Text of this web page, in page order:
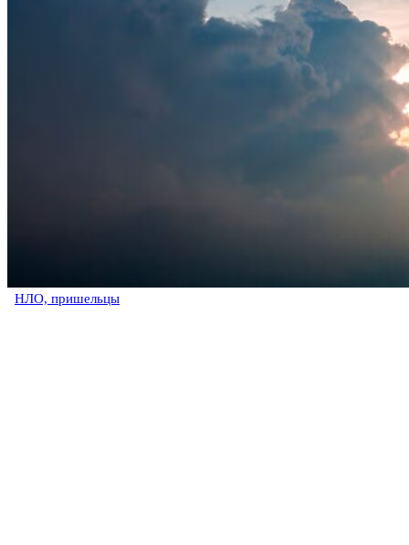
НЛО, пришельцы